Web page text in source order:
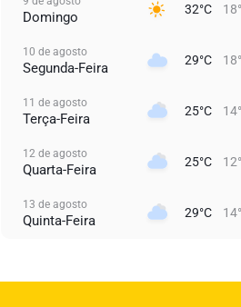
Domingo 32°C
10 de agosto
Segunda-Feira 29°C
11 de agosto
Terça-Feira 25°C
12 de agosto
Quarta-Feira 25°C
13 de agosto
Quinta-Feira 29°C